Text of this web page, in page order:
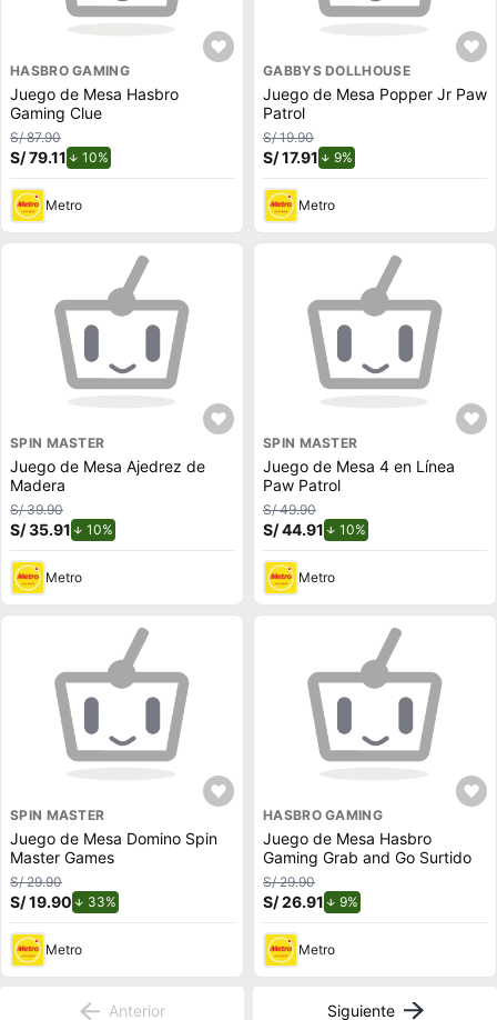
HASBRO GAMING
Juego de Mesa Hasbro
Gaming Clue
S/ 87.90
S/ 79.11 10%
Metro
GABBYS DOLLHOUSE
Juego de Mesa Popper Jr Paw
Patrol
S/ 19.90
S/ 17.91 9%
Metro
SPIN MASTER
Juego de Mesa Ajedrez de
Madera
S/ 39.90
S/ 35.91 10%
Metro
SPIN MASTER
Juego de Mesa 4 en Línea
Paw Patrol
S/ 49.90
S/ 44.91 10%
Metro
SPIN MASTER
Juego de Mesa Domino Spin
Master Games
S/ 29.90
S/ 19.90 33%
Metro
HASBRO GAMING
Juego de Mesa Hasbro
Gaming Grab and Go Surtido
S/ 29.90
S/ 26.91 9%
Metro
Anterior Siguiente